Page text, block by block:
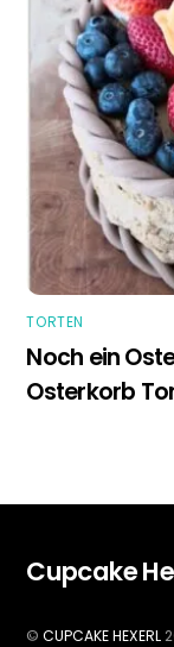
TORTEN
Noch ein
Osterkorb
Cupcake
©CUPCAKE HEXERL